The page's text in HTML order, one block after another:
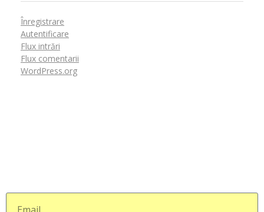
Înregistrare
Autentificare
Flux intrări
Flux comentarii
WordPress.org